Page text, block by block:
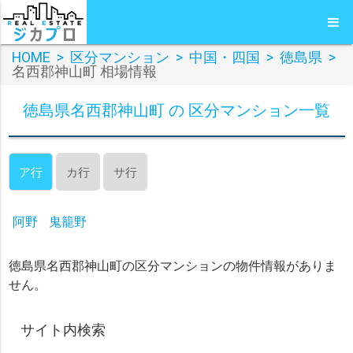
HOME > 区分マンション > 中国・四国 > 徳島県 >
名西郡神山町 相場情報
徳島県名西郡神山町 の 区分マンション一覧
ア行 カ行 サ行
阿野 鬼籠野
徳島県名西郡神山町の区分マンションの物件情報がありま
せん。
サイト内検索